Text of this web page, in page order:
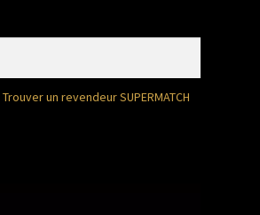
Trouver un revendeur SUPERMATCH